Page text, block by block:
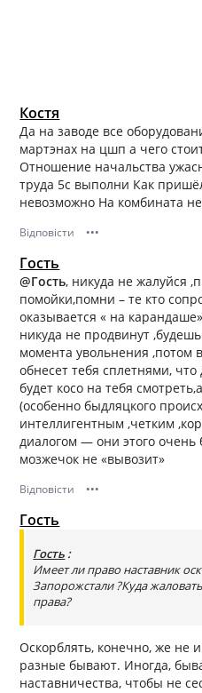
Костя
Да на заводе все
мартэнах на цшп а чего
Отношение начальства
труда 5с выполни Как
невозможно На комбината
Відповісти •••
Гость
@Гость, никуда не жалуйся
помойки,помни – те кто
оказывается « на
никуда не продвинут
момента увольнения ,потом
обнесет тебя сплетнями,
будет косо на тебя
(особенно быдляцкого
интеллигентным ,четким
диалогом — они этого очень
мозжечок не «вывозит»
Відповісти •••
Гость
Гость :
Имеет ли право наставник
Запорожстали ?Куда
права?
Оскорблять, конечно, же не
разные бывают. Иногда,
наставничества, чтобы не